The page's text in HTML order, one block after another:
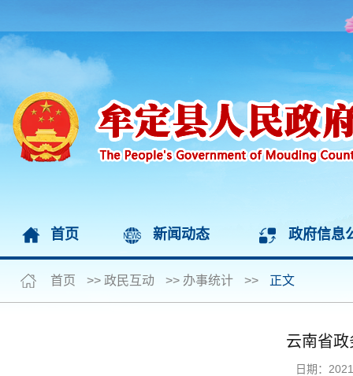
首页 新闻动态 政府信息
首页 >> 政民互动 >> 办事统计 >> 正文
云南省
日期：